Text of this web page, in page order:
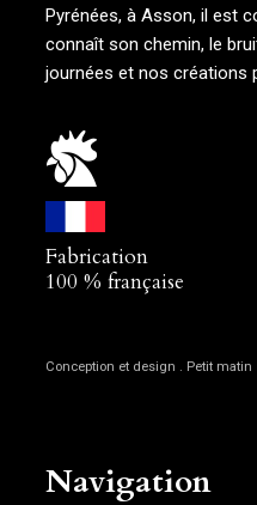
Pyrénées, à Asson, il est
connaît son chemin, le
journées et nos créations
Fabrication
100 % française
Conception et design . Petit matin
Navigation